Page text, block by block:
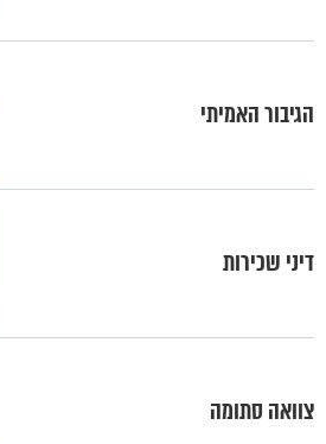
הגיבור האמיתי
דיני שכירות
צוואה סתומה